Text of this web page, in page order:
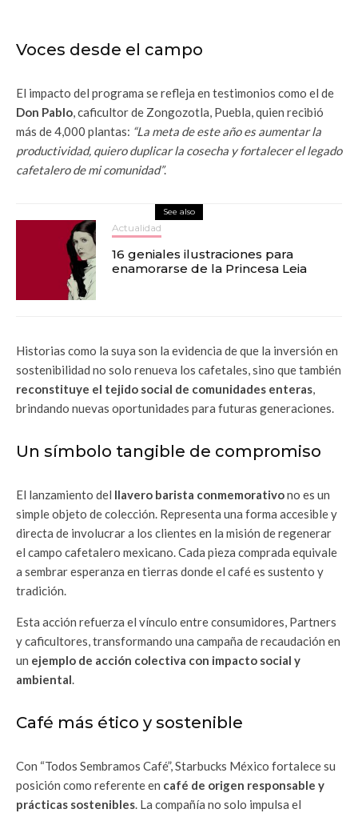
Voces desde el campo
El impacto del programa se refleja en testimonios como el de
Don Pablo , caficultor de Zongozotla, Puebla, quien recibió
más de 4,000 plantas: “La meta de este año es aumentar la
productividad, quiero duplicar la cosecha y fortalecer el legado
cafetalero de mi comunidad”.
See also
Actualidad
16 geniales ilustraciones para
enamorarse de la Princesa Leia
Historias como la suya son la evidencia de que la inversión en
sostenibilidad no solo renueva los cafetales, sino que también
reconstituye el tejido social de comunidades enteras
brindando nuevas oportunidades para futuras generaciones.
Un símbolo tangible de compromiso
El lanzamiento del llavero barista conmemorativono es un
simple objeto de colección. Representa una forma accesible y
directa de involucrar a los clientes en la misión de regenerar
el campo cafetalero mexicano. Cada pieza comprada equivale
a sembrar esperanza en tierras donde el café es sustento y
tradición.
Esta acción refuerza el vínculo entre consumidores, Partners
y caficultores, transformando una campaña de recaudación en
un ejemplo de acción colectiva con impacto social y
ambiental
Café más ético y sostenible
Con “Todos Sembramos Café”, Starbucks México fortalece su
posición como referente en café de origen responsable y
prácticas sostenibles . La compañía no solo impulsa el